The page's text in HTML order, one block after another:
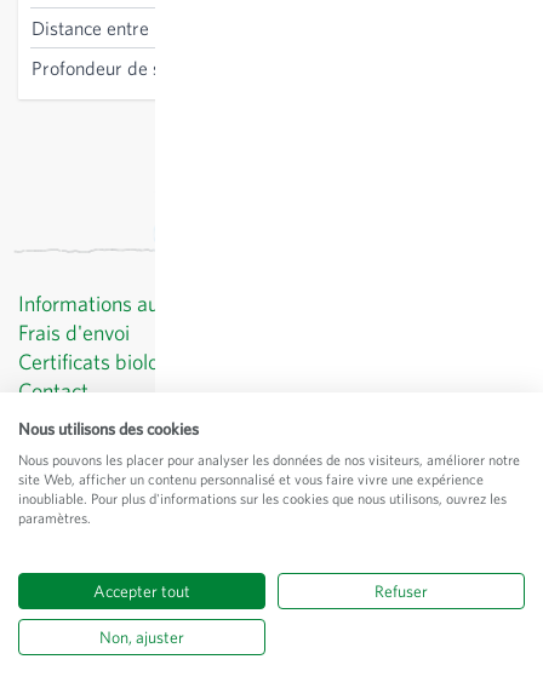
Distance entre les lignes
Profondeur de semis
Informations au client
Frais d'envoi
Certificats biologiques
Contact
Protection des données
CGV
Mentions légales
CH-8462 Rheinau
Tous les prixhors
Nous utilisons des cookies
Nous pouvons les placer pour analyser les données de nos visiteurs, améliorer notre
site Web, afficher un contenu personnalisé et vous faire vivre une expérience
inoubliable. Pour plus d'informations sur les cookies que nous utilisons, ouvrez les
paramètres.
Accepter tout Refuser
Non, ajuster